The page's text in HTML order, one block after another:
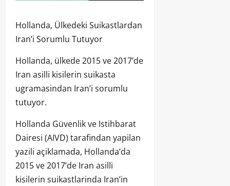
Hollanda, Ülkedeki Suikastlardan
Iran’i Sorumlu Tutuyor
Hollanda, ülkede 2015 ve 2017’de
Iran asilli kisilerin suikasta
ugramasindan Iran’i sorumlu
tutuyor.
Hollanda Güvenlik ve Istihbarat
Dairesi (AIVD) tarafindan yapilan
yazili açiklamada, Hollanda’da
2015 ve 2017’de Iran asilli
kisilerin suikastlarinda Iran’in